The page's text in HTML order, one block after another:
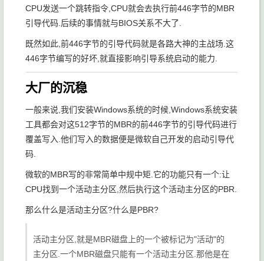
CPU发送一个跳转指令,CPU就会去执行前446字节的MBR
引导代码.后续的事情就与BIOS关系不大了.
既然如此,前446字节的引导代码就是各路大神的主战场.这
446字节编写的好坏,就直接影响引导系统启动的能力.
大厂的沉稳
一般来说,我们安装Windows系统的时候,Windows系统安装
工具都会对这512字节的MBR的前446字节的引导代码进行
覆盖写入.他们写入的数据便是微软自己开发的启动引导代
码.
微软的MBR写的非常简单中规中矩.它的功能只有一个:让
CPU找到一个活动主分区,然后执行这个活动主分区的PBR.
那么什么是活动主分区?什么是PBR?
活动主分区,就是MBR磁盘上的一个被标记为"活动"的
主分区.一个MBR磁盘只能有一个活动主分区.那他是在